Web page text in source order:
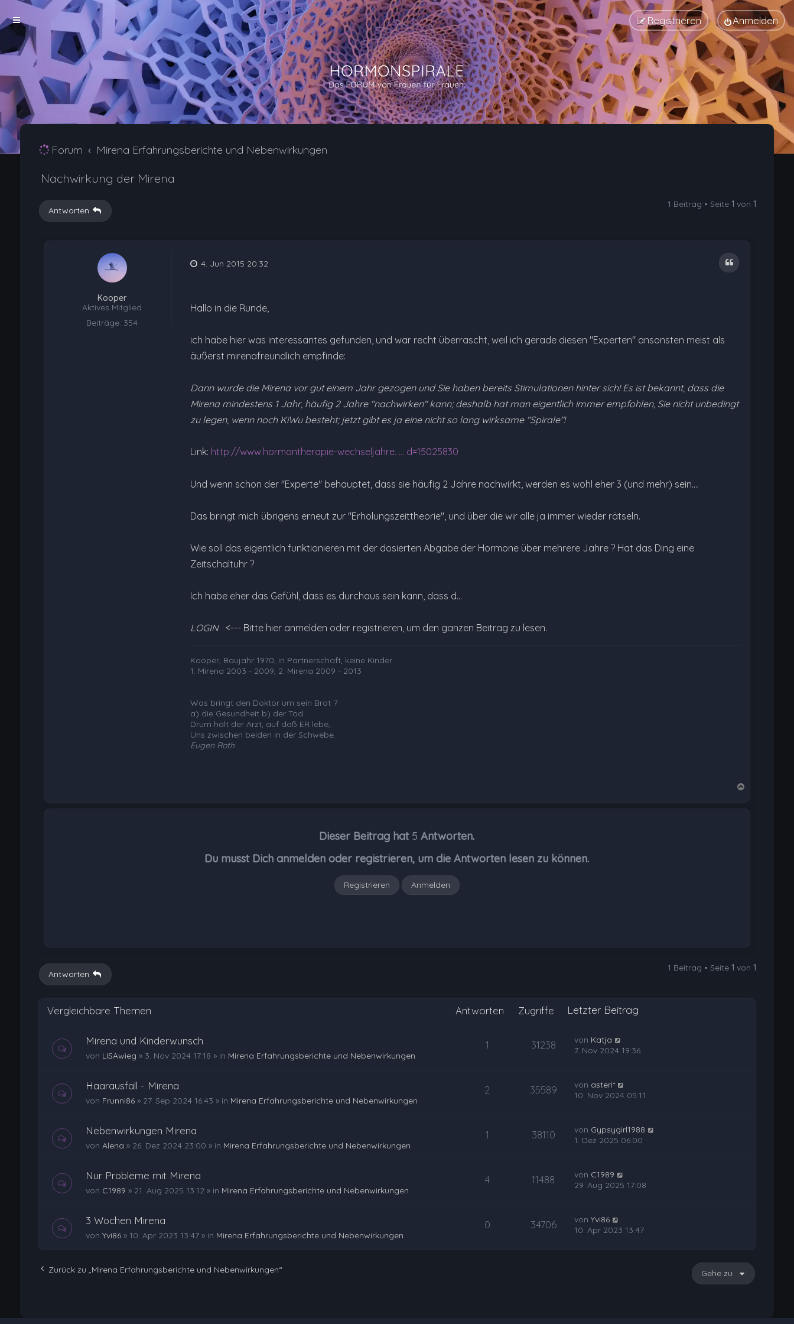
Anmelden
Registrieren
Forum Mirena Erfahrungsberichte und Nebenwirkungen
Nachwirkung der Mirena
Antworten
1 Beitrag • Seite1 von1
Kooper
Aktives Mitglied
Beiträge: 354
Zitat
4. Jun 2015 20:32
Hallo in die Runde,
ich habe hier was interessantes gefunden, und war recht überrascht, weil ich gerade diesen "Experten" ansonsten meist als
äußerst mirenafreundlich empfinde:
Dann wurde die Mirena vor gut einem Jahr gezogen und Sie haben bereits Stimulationen hinter sich! Es ist bekannt, dass die
Mirena mindestens 1 Jahr, häufig 2 Jahre "nachwirken" kann; deshalb hat man eigentlich immer empfohlen, Sie nicht unbedingt
zu legen, wenn noch KiWu besteht; jetzt gibt es ja eine nicht so lang wirksame "Spirale"!
Link: http://www.hormontherapie-wechseljahre. ... d=15025830
Und wenn schon der "Experte" behauptet, dass sie häufig 2 Jahre nachwirkt, werden es wohl eher 3 (und mehr) sein....
Das bringt mich übrigens erneut zur "Erholungszeittheorie", und über die wir alle ja immer wieder rätseln.
Wie soll das eigentlich funktionieren mit der dosierten Abgabe der Hormone über mehrere Jahre ? Hat das Ding eine
Zeitschaltuhr ?
Ich habe eher das Gefühl, dass es durchaus sein kann, dass d…
LOGIN <--- Bitte hier anmelden oder registrieren, um den ganzen Beitrag zu lesen.
Kooper, Baujahr 1970, in Partnerschaft, keine Kinder
1. Mirena 2003 - 2009, 2. Mirena 2009 - 2013
Was bringt den Doktor um sein Brot ?
a) die Gesundheit b) der Tod.
Drum hält der Arzt, auf daß ER lebe,
Uns zwischen beiden in der Schwebe.
Eugen Roth
Dieser Beitrag hat 5 Antworten.
Du musst Dich anmelden oder registrieren, um die Antworten lesen zu können.
Registrieren Anmelden
Antworten
1 Beitrag • Seite1 von1
Vergleichbare Themen Antworten Zugriffe Letzter Beitrag
Mirena und Kinderwunsch
von LISAwieg » 3. Nov 2024 17:18 » in Mirena Erfahrungsberichte und Nebenwirkungen
1 31238 von Katja
7. Nov 2024 19:36
Haarausfall - Mirena
von Frunni86» 27. Sep 2024 16:43 » in Mirena Erfahrungsberichte und Nebenwirkungen
2 35589 von asteri*
10. Nov 2024 05:11
Nebenwirkungen Mirena
von Alena » 26. Dez 2024 23:00 » in Mirena Erfahrungsberichte und Nebenwirkungen
1 38110 von Gypsygirl1988
1. Dez 2025 06:00
Nur Probleme mit Mirena
von C1989 » 21. Aug 2025 13:12 » in Mirena Erfahrungsberichte und Nebenwirkungen
4 11488 von C1989
29. Aug 2025 17:08
3 Wochen Mirena
von Yvi86» 10. Apr 2023 13:47» in Mirena Erfahrungsberichte und Nebenwirkungen
0 34706 vonYvi86
10. Apr 2023 13:47
Zurück zu „Mirena Erfahrungsberichte und Nebenwirkungen“ Gehe zu